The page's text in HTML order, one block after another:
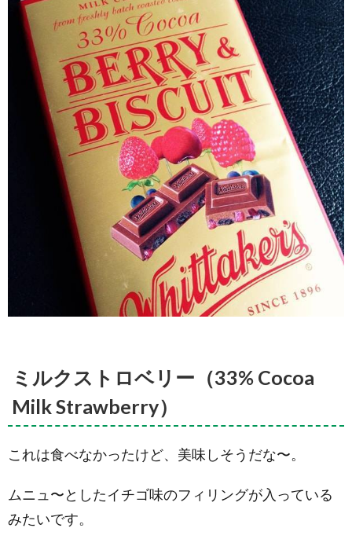
ミルクストロベリー（33% Cocoa
Milk Strawberry）
これは食べなかったけど、美味しそうだな〜。
ムニュ〜としたイチゴ味のフィリングが入っている
みたいです。